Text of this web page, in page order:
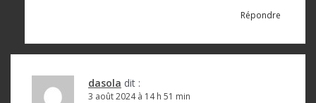
Répondre
dasola dit :
3 août 2024 à 14 h 51 min